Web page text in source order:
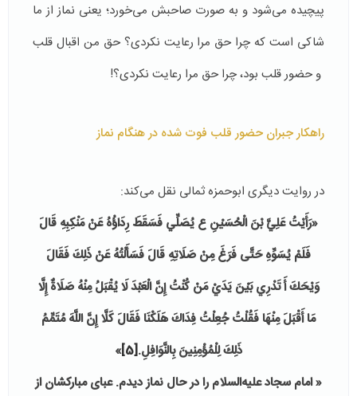
پیچیده می‌شود و به صورت صاحبش می‌خورد؛ یعنی نماز از ما
شاکی است که چرا حق مرا رعایت نکردی؟ حق من اقبال قلب
و حضور قلب بود، چرا حق مرا رعایت نکردی؟!
راهکار جبران حضور قلب فوت شده در هنگام نماز
در روایت دیگری ابوحمزه ثمالی نقل می‌کند:
«رَأَيْتُ عَلِيَّ بْنَ الْحُسَيْنِ ع يُصَلِّي فَسَقَطَ رِدَاؤُهُ عَنْ مَنْكِبِهِ‏ قَالَ
فَلَمْ يُسَوِّهِ حَتَّى فَرَغَ مِنْ صَلَاتِهِ قَالَ فَسَأَلْتُهُ عَنْ ذَلِكَ فَقَالَ
وَيْحَكَ أَ تَدْرِي بَيْنَ يَدَيْ مَنْ كُنْتُ إِنَّ الْعَبْدَ لَا يُقْبَلُ مِنْهُ صَلَاةٌ إِلَّا
مَا أَقْبَلَ مِنْهَا فَقُلْتُ جُعِلْتُ فِدَاكَ هَلَكْنَا فَقَالَ كَلَّا إِنَّ اللَّهَ مُتَمِّمُ
ذَلِكَ لِلْمُؤْمِنِينَ بِالنَّوَافِلِ.[5]
»
«امام سجاد علیه‌السلام را در حال نماز دیدم. عبای مبارکشان از